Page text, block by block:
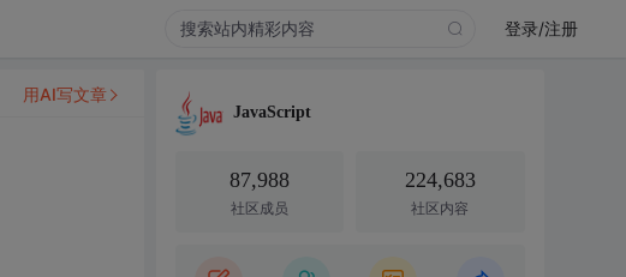
登录/注册
用AI写文章
JavaScript
87,988
社区成员
224,683
社区内容